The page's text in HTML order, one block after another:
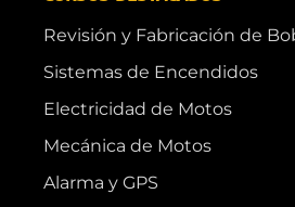
Revisión y Fabricación de
Sistemas de Encendidos
Electricidad de Motos
Mecánica de Motos
Alarma y GPS